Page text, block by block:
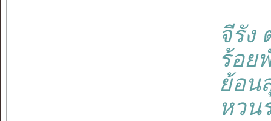
จีรัง
ร้อย
ย้อน
หวน